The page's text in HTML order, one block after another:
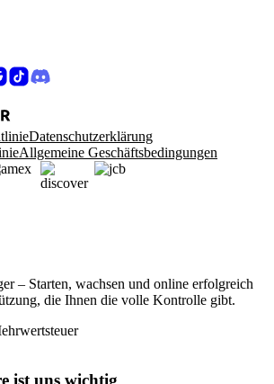
Datenschutzerklärung
Allgemeine Geschäftsbedingungen
– Starten, wachsen und online erfolgreich
die Ihnen die volle Kontrolle gibt.
ist uns wichtig